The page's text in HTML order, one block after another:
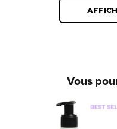
Vous